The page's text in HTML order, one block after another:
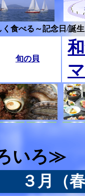
食べる～記念日/誕
旬の貝
いろ≫
３月（